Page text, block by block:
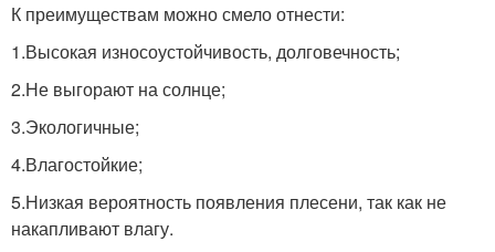
К преимуществам можно смело отнести:
1.Высокая износоустойчивость, долговечность;
2.Не выгорают на солнце;
3.Экологичные;
4.Влагостойкие;
5.Низкая вероятность появления плесени, так как не
накапливают влагу.